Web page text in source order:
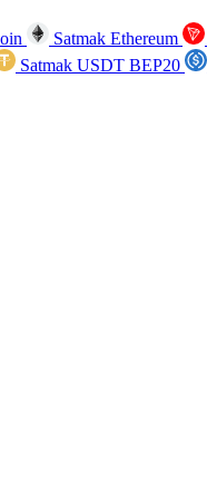
Satmak Ethereum
Satmak USDT BEP20